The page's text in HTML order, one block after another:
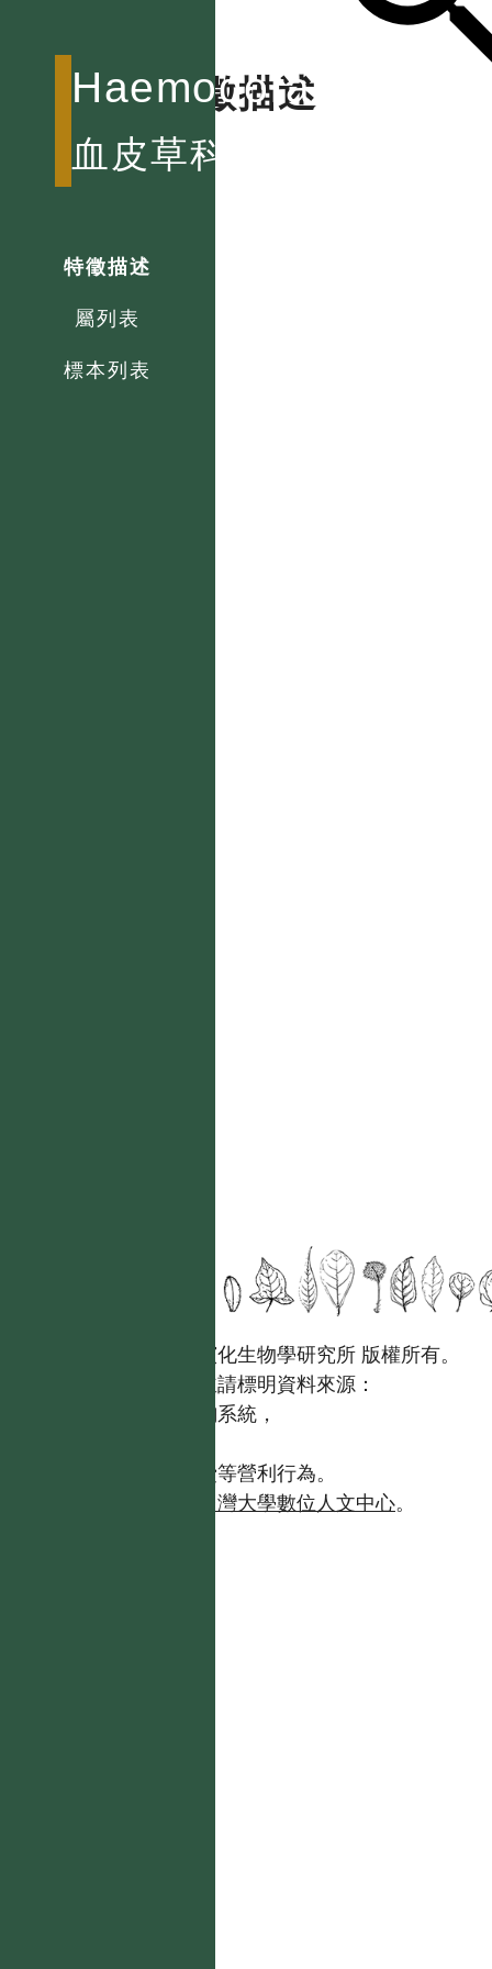
Haemodoraceae
血皮草科
特徵描述
屬列表
標本列表
特徵描述
國立台灣大學生態學與演化生物學研究所 版權所有。
歡迎引用本網站資料，並請標明資料來源：
【台灣植物資訊整合查詢系統，
且不得有收取資料查詢費等營利行為。
台灣大學數位人文中心。